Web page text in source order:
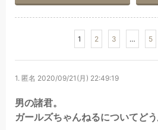
1 2 3 … 5
1. 匿名 2020/09/21(月) 22:49:19
男の諸君。
ガールズちゃんねるについてど